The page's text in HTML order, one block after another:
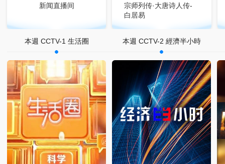
新闻直播间
宗师列传·大唐诗人传-
白居易
本週 CCTV-1 生活圈 本週 CCTV-2 經濟半小時